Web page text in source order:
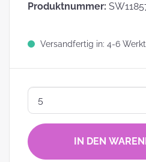
Produktnummer:
Versandfertig in: 4-6
IN DEN